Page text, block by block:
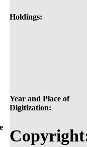
Holdings:
Year and Place of
Digitization: